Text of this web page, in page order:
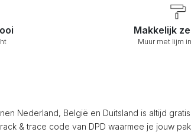
Makkelijk
Muur met lijm
Nederland, België en Duitsland is altijd
& trace code van DPD waarmee je jouw